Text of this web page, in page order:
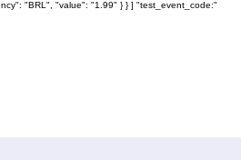
"BRL", "value": "1.99" } } ] "test_event_code:"